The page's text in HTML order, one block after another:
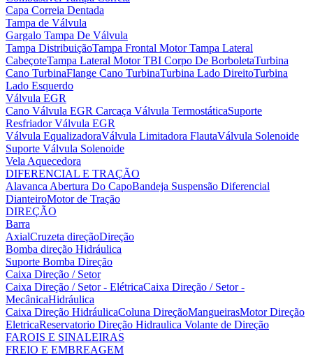
Capa Correia Dentada
Tampa de Válvula
Gargalo Tampa De Válvula
Tampa DistribuiçãoTampa Frontal MotorTampa Lateral
CabeçoteTampa Lateral MotorTBI Corpo De BorboletaTurbina
Cano TurbinaFlange Cano TurbinaTurbina Lado DireitoTurbina
Lado Esquerdo
Válvula EGR
Cano Válvula EGR Carcaça Válvula TermostáticaSuporte
Resfriador Válvula EGR
Válvula EqualizadoraVálvula Limitadora FlautaVálvula Solenoide
Suporte Válvula Solenoide
Vela Aquecedora
DIFERENCIAL E TRAÇÃO
Alavanca Abertura Do CapoBandeja Suspensão Diferencial
DianteiroMotor de Tração
DIREÇÃO
Barra
AxialCruzeta direçãoDireção
Bomba direção Hidráulica
Suporte Bomba Direção
Caixa Direção / Setor
Caixa Direção / Setor - ElétricaCaixa Direção / Setor -
MecânicaHidráulica
Caixa Direção HidráulicaColuna DireçãoMangueirasMotor Direção
EletricaReservatorio Direção Hidraulica Volante de Direção
FAROIS E SINALEIRAS
FREIO E EMBREAGEM